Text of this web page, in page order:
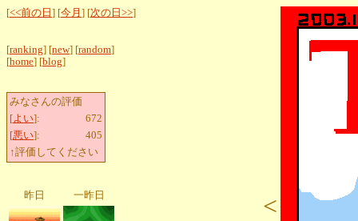
[<<前の日 ] [今月 ] [次の日>>]
[ranking] [new] [random]
[home] [blog]
みなさんの評価
[よい]:
672
[悪い]:
405
↑評価してください
昨日 一昨日 <